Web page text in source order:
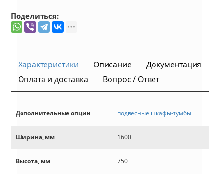
Поделиться:
Характеристики Описание
Документация
Оплата и доставка
Вопрос / Ответ
Дополнительные опции подвесные шкафы-тумбы
Ширина, мм 1600
Высота, мм 750